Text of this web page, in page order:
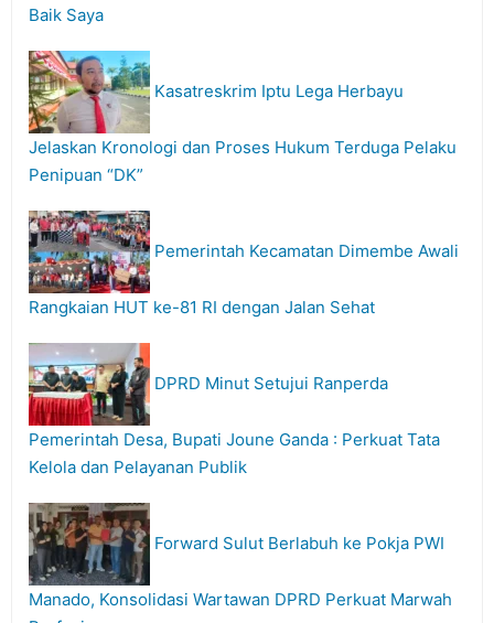
Baik Saya
Kasatreskrim Iptu Lega Herbayu
Jelaskan Kronologi dan Proses Hukum Terduga Pelaku
Penipuan “DK”
Pemerintah Kecamatan Dimembe Awali
Rangkaian HUT ke-81 RI dengan Jalan Sehat
DPRD Minut Setujui Ranperda
Pemerintah Desa, Bupati Joune Ganda : Perkuat Tata
Kelola dan Pelayanan Publik
Forward Sulut Berlabuh ke Pokja PWI
Manado, Konsolidasi Wartawan DPRD Perkuat Marwah